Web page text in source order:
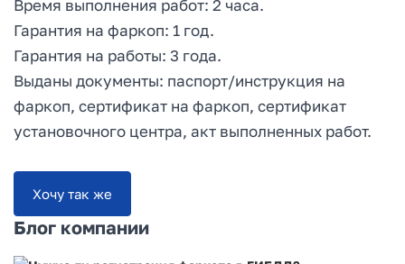
Время выполнения работ: 2 часа.
Гарантия на фаркоп: 1 год.
Гарантия на работы: 3 года.
Выданы документы: паспорт/инструкция на
фаркоп, сертификат на фаркоп, сертификат
установочного центра, акт выполненных работ.
Хочу так же
Блог компании